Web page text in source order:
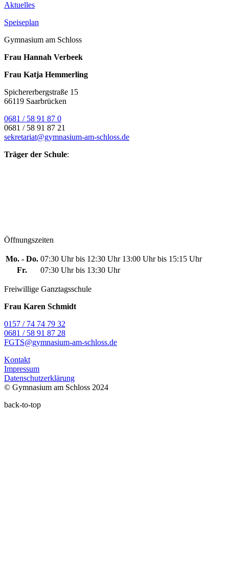
Aktuelles
Speiseplan
Gymnasium am Schloss
Frau Hannah Verbeek
Frau Katja Hemmerling
Spichererbergstraße 15
66119 Saarbrücken
0681 / 58 91 87 0
0681 / 58 91 87 21
sekretariat@gymnasium-am-schloss.de
Träger der Schule:
Öffnungszeiten
Mo. - Do. 07:30 Uhr bis 12:30 Uhr 13:00 Uhr bis 15:15 Uhr
Fr.
07:30 Uhr bis 13:30 Uhr
Freiwillige Ganztagsschule
Frau Karen Schmidt
0157 / 74 74 79 32
0681 / 58 91 87 28
FGTS@gymnasium-am-schloss.de
Kontakt
Impressum
Datenschutzerklärung
© Gymnasium am Schloss 2024
back-to-top